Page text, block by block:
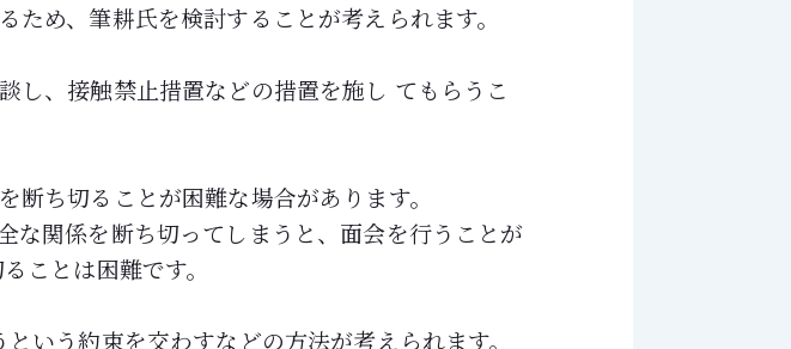
め、筆耕氏を検討することが考えられます。
し、接触禁止措置などの措置を施し てもらうこ
ち切ることが困難な場合があります。
な関係を断ち切ってしまうと、面会を行うことが
ことは困難です。
いう約束を交わすなどの方法が考えられます。